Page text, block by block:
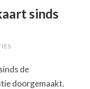
sinds
de
doorgemaakt.